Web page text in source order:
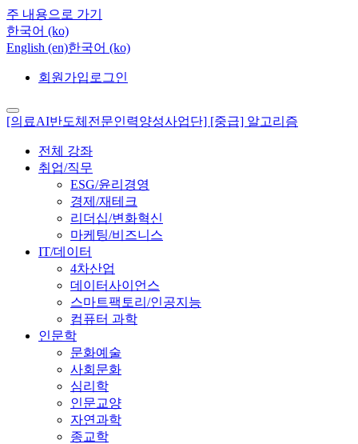
주 내용으로 가기
한국어 ‎(ko)‎
English ‎(en)‎한국어 ‎(ko)‎
회원가입 로그인
[의료AI반도체전문인력양성사업단] [중급] 알고리즘
전체 강좌
취업/직무
ESG/윤리경영
경제/재테크
리더십/변화혁신
마케팅/비즈니스
IT/데이터
4차산업
데이터사이언스
스마트팩토리/인공지능
컴퓨터 과학
인문학
문화예술
사회문화
심리학
인문교양
자연과학
종교학